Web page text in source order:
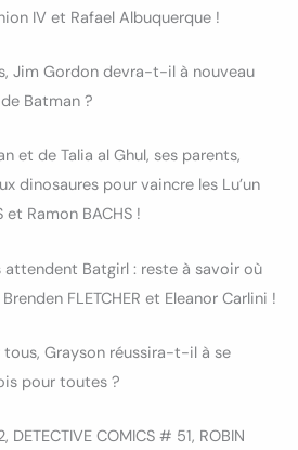
IV et Rafael Albuquerque !
Jim Gordon devra-t-il à nouveau
Batman ?
et de Talia al Ghul, ses parents,
dinosaures pour vaincre les Lu’un
et Ramon BACHS !
attendent Batgirl : reste à savoir où
FLETCHER et Eleanor Carlini !
tous, Grayson réussira-t-il à se
pour toutes ?
COMICS # 51, ROBIN